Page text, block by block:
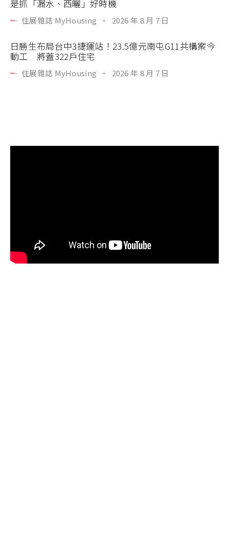
是抓「漏水、西曬」好時機
住展雜誌 MyHousing · 2026 年 8 月 7 日
日勝生布局台中3捷運站！23.5億元南屯G11共構案今
動工 將蓋322戶住宅
住展雜誌 MyHousing · 2026 年 8 月 7 日